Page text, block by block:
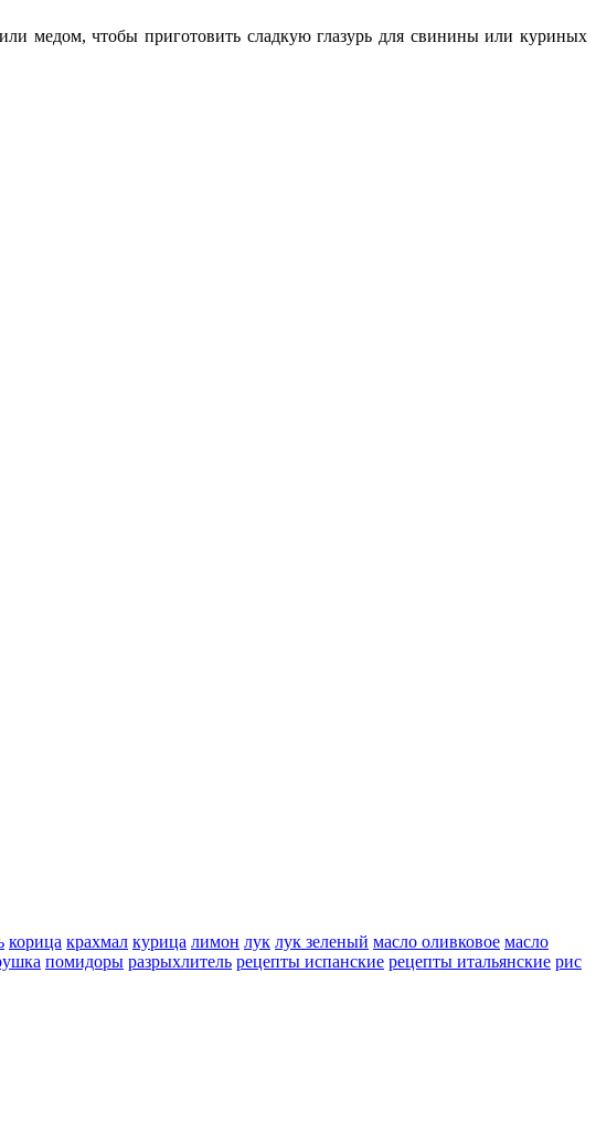
медом, чтобы приготовить сладкую глазурь для свинины или куриных
корица крахмал курица лимон лук лук зеленый масло оливковое масло
помидоры разрыхлитель рецепты испанские рецепты итальянские рис